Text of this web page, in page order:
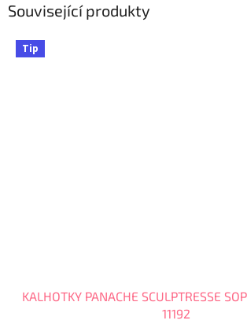
Související produkty
Tip
KALHOTKY PANACHE SCULPTRESSE
11192